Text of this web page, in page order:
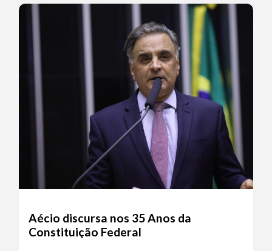
Aécio discursa nos 35 Anos da
Constituição Federal